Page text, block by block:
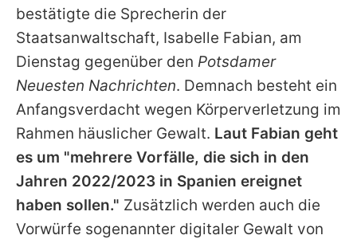
Redaktionelle Richtlinien
Impressum
Datenschutzerklärung
Nutzungsbedingungen
Utiq verwalten
bestätigte die Sprecherin der
Staatsanwaltschaft, Isabelle Fabian, am
Dienstag gegenüber den Potsdamer
Neuesten Nachrichten. Demnach besteht ein
Anfangsverdacht wegen Körperverletzung im
Rahmen häuslicher Gewalt. Laut Fabian geht
es um "mehrere Vorfälle, die sich in den
Jahren 2022/2023 in Spanien ereignet
haben sollen." Zusätzlich werden auch die
Vorwürfe sogenannter digitaler Gewalt von